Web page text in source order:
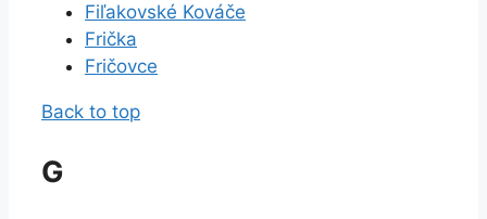
Fiľakovské Kováče
Frička
Fričovce
Back to top
G